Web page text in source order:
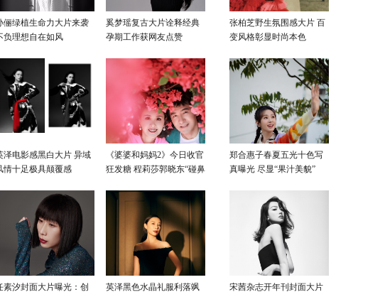
俪绿植生命力大片来袭
负理想自在如风
奚梦瑶复古大片诠释经典
孕期工作获网友点赞
张柏芝野生氛围感大片 百
变风格彰显时尚本色
泽电影感黑白大片 异域
情十足极具颠覆感
《婆婆和妈妈2》今日收官
狂发糖 程莉莎郭晓东“碰鼻
郑合惠子春夏五光十色写
真曝光 尽显“果汁美貌”
素汐封面大片曝光：创
英泽黑色水晶礼服利落飒
宋茜杂志开年刊封面大片